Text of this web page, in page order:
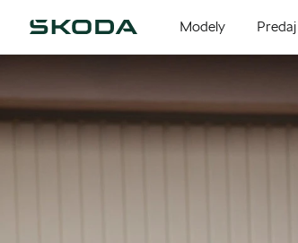
Modely